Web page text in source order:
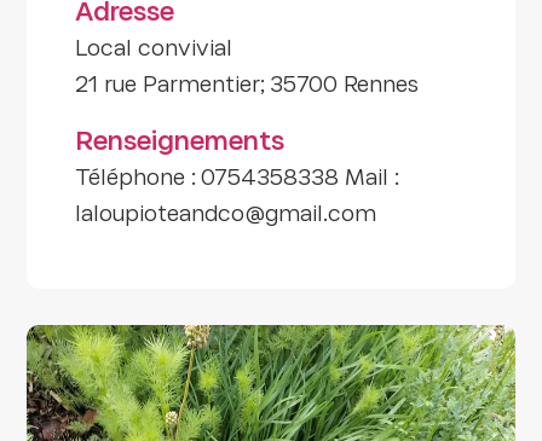
Adresse
Local convivial
21 rue Parmentier; 35700 Rennes
Renseignements
Téléphone : 0754358338 Mail :
laloupioteandco@gmail.com